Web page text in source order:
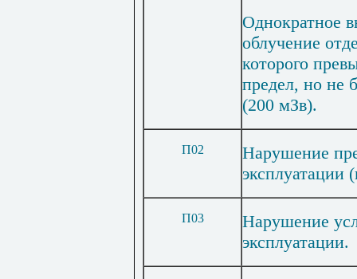
Однократное
облучение
которого
предел, но не
(200 мЗв).
П02
Нарушение
эксплуатации
П03
Нарушение
эксплуатации.